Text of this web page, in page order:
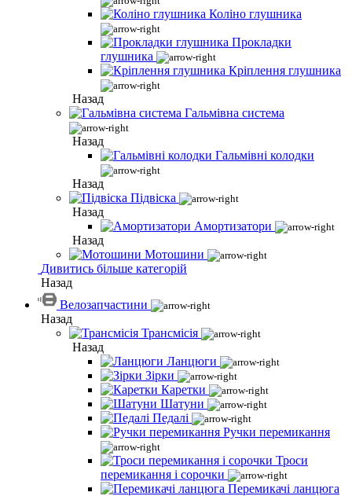
Коліно глушника
Прокладки
глушника
Кріплення глушника
Назад
Гальмівна система
Назад
Гальмівні колодки
Назад
Підвіска
Назад
Амортизатори
Назад
Мотошини
Дивитись більше категорій
Назад
Велозапчастини
Назад
Трансмісія
Назад
Ланцюги
Зірки
Каретки
Шатуни
Педалі
Ручки перемикання
Троси
перемикання і сорочки
Перемикачі ланцюга